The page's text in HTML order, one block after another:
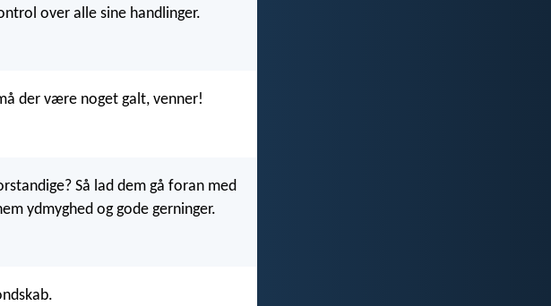
over alle sine handlinger.
der være noget galt, venner!
Så lad dem gå foran med
ydmyghed og gode gerninger.